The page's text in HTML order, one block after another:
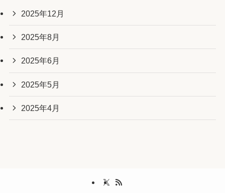
2025年12月
2025年8月
2025年6月
2025年5月
2025年4月